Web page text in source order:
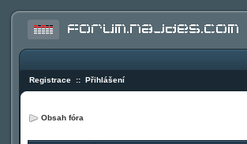
Registrace :: Přihlášení
Obsah fóra